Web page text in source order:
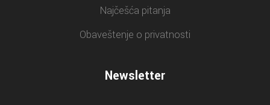
Najčešća pitanja
Obaveštenje o privatnosti
Newsletter